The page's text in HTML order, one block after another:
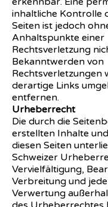
inhaltliche Kontrolle
Seiten ist jedoch
Anhaltspunkte einer
Rechtsverletzung
Bekanntwerden von
Rechtsverletzungen
derartige Links
entfernen.
Urheberrecht
Die durch die
erstellten Inhalte
diesen Seiten
Schweizer
Vervielfältigung,
Verbreitung und
Verwertung